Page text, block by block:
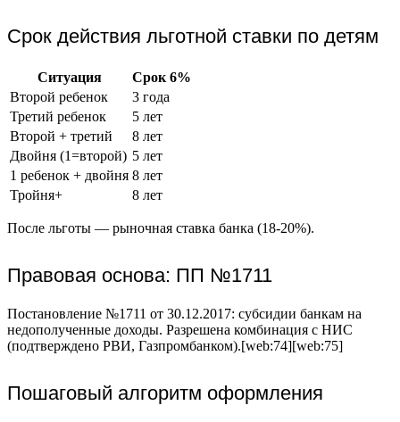
Срок действия льготной ставки по детям
Ситуация
Срок 6%
Второй ребенок
3 года
Третий ребенок
5 лет
Второй + третий
8 лет
Двойня (1=второй) 5 лет
1 ребенок + двойня 8 лет
Тройня+
8 лет
После льготы — рыночная ставка банка (18-20%).
Правовая основа: ПП №1711
Постановление №1711 от 30.12.2017: субсидии банкам на
недополученные доходы. Разрешена комбинация с НИС
(подтверждено РВИ, Газпромбанком).[web:74][web:75]
Пошаговый алгоритм оформления